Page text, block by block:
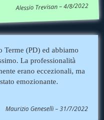
Alessio Trevisan – 4/8/2022
Terme (PD) ed abbiamo
La professionalità
erano eccezionali, ma
emozionante.
Maurizio Geneselli – 31/7/2022